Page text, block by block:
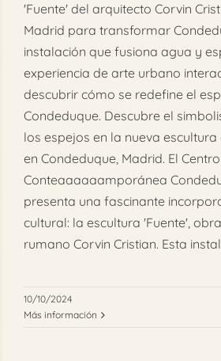
'Fuente' del arquitecto Corvin
Madrid para transformar
instalación que fusiona agua y
experiencia de arte urbano
descubrir cómo se redefine el
Condeduque. Descubre el
los espejos en la nueva escultura
en Condeduque, Madrid. El
Conteaaaaaamporánea
presenta una fascinante
cultural: la escultura 'Fuente',
rumano Corvin Cristian. Esta
10/10/2024
Más información